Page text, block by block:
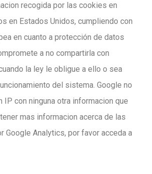
recogida por las cookies en
en Estados Unidos, cumpliendo con
en cuanto a protección de datos
a no compartirla con
la ley le obligue a ello o sea
del sistema. Google no
IP con ninguna otra informacion que
mas informacion acerca de las
Google Analytics, por favor acceda a